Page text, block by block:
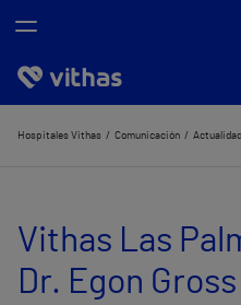
Nosotros
Servicios de salud
Equipo médico y asistencial
Hospitales Vithas Comunicación Actualidad
Vithas Las
Dr. Egon